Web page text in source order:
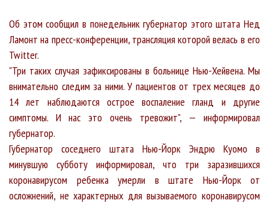
Об этом сообщил в понедельник губернатор этого штата Нед
Ламонт на пресс-конференции, трансляция которой велась в его
Twitter.
"Три таких случая зафиксированы в больнице Нью-Хейвена. Мы
внимательно следим за ними. У пациентов от трех месяцев до
14 лет наблюдаются острое воспаление гланд и другие
симптомы. И нас это очень тревожит", — информировал
губернатор.
Губернатор соседнего штата Нью-Йорк Эндрю Куомо в
минувшую субботу информировал, что три заразившихся
коронавирусом ребенка умерли в штате Нью-Йорк от
осложнений, не характерных для вызываемого коронавирусом